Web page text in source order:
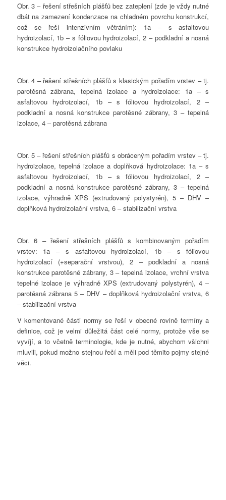
Obr. 3 – řešení střešních plášťů bez zateplení (zde je vždy nutné
dbát na zamezení kondenzace na chladném povrchu konstrukcí,
což se řeší intenzivním větráním): 1a – s asfaltovou
hydroizolací, 1b – s fóliovou hydroizolací, 2 – podkladní a nosná
konstrukce hydroizolačního povlaku
Obr. 4 – řešení střešních plášťů s klasickým pořadím vrstev – tj.
parotěsná zábrana, tepelná izolace a hydroizolace: 1a – s
asfaltovou hydroizolací, 1b – s fóliovou hydroizolací, 2 –
podkladní a nosná konstrukce parotěsné zábrany, 3 – tepelná
izolace, 4 – parotěsná zábrana
Obr. 5 – řešení střešních plášťů s obráceným pořadím vrstev – tj.
hydroizolace, tepelná izolace a doplňková hydroizolace: 1a – s
asfaltovou hydroizolací, 1b – s fóliovou hydroizolací, 2 –
podkladní a nosná konstrukce parotěsné zábrany, 3 – tepelná
izolace, výhradně XPS (extrudovaný polystyrén), 5 – DHV –
doplňková hydroizolační vrstva, 6 – stabilizační vrstva
Obr. 6 – řešení střešních plášťů s kombinovaným pořadím
vrstev: 1a – s asfaltovou hydroizolací, 1b – s fóliovou
hydroizolací (+separační vrstvou), 2 – podkladní a nosná
konstrukce parotěsné zábrany, 3 – tepelná izolace, vrchní vrstva
tepelné izolace je výhradně XPS (extrudovaný polystyrén), 4 –
parotěsná zábrana 5 – DHV – doplňková hydroizolační vrstva, 6
– stabilizační vrstva
V komentované části normy se řeší v obecné rovině termíny a
definice, což je velmi důležitá část celé normy, protože vše se
vyvíjí, a to včetně terminologie, kde je nutné, abychom všichni
mluvili, pokud možno stejnou řečí a měli pod těmito pojmy stejné
věci.